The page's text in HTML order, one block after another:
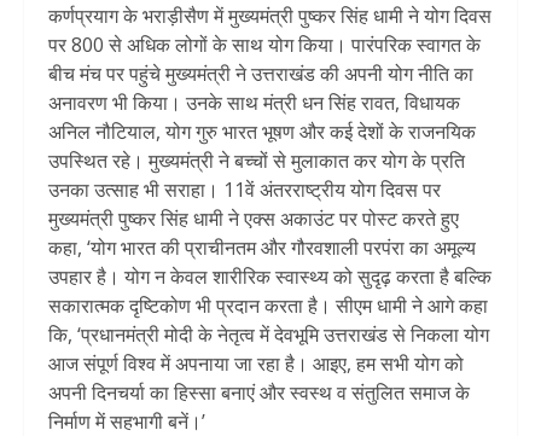
कर्णप्रयाग के भराड़ीसैण में मुख्यमंत्री पुष्कर सिंह धामी ने योग दिवस
पर 800 से अधिक लोगों के साथ योग किया। पारंपरिक स्वागत के
बीच मंच पर पहुंचे मुख्यमंत्री ने उत्तराखंड की अपनी योग नीति का
अनावरण भी किया। उनके साथ मंत्री धन सिंह रावत, विधायक
अनिल नौटियाल, योग गुरु भारत भूषण और कई देशों के राजनयिक
उपस्थित रहे। मुख्यमंत्री ने बच्चों से मुलाकात कर योग के प्रति
उनका उत्साह भी सराहा। 11वें अंतरराष्ट्रीय योग दिवस पर
मुख्यमंत्री पुष्कर सिंह धामी ने एक्स अकाउंट पर पोस्ट करते हुए
कहा, ‘योग भारत की प्राचीनतम और गौरवशाली परपंरा का अमूल्य
उपहार है। योग न केवल शारीरिक स्वास्थ्य को सुदृढ़ करता है बल्कि
सकारात्मक दृष्टिकोण भी प्रदान करता है। सीएम धामी ने आगे कहा
कि, ‘प्रधानमंत्री मोदी के नेतृत्व में देवभूमि उत्तराखंड से निकला योग
आज संपूर्ण विश्व में अपनाया जा रहा है। आइए, हम सभी योग को
अपनी दिनचर्या का हिस्सा बनाएं और स्वस्थ व संतुलित समाज के
निर्माण में सहभागी बनें।’